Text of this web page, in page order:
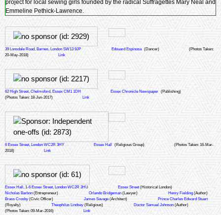
project for local sewing girls founded by the radical Suffragettes Mary Neal and
Emmeline Pethick-Lawrence.
39 Lonsdale Road, Barnes, London SW13 9JP Edouard Espinosa (Dancer)
(Photos Taken:
20-May-2018)
Link
62 High Street, Chelmsford, Essex CM1 1DH Essex Chronicle Newspaper (Publishing)
(Photos Taken: 18-Jun-2017)
Link
6 Essex Street, London WC2R 3HY Essex Hall (Religious Group)
(Photos Taken: 16-Mar-
2018)
Link
Essex Hall, 1-6 Essex Street, London WC2R 3HU Essex Street(Historical London)
Nicholas Barbon (Entrepreneur) Orlando Bridgeman (Lawyer) Henry Fielding (Author)
Brass Crosby (Civic Officer) James Savage (Architect)
Prince Charles Edward Stuart
(Royalty)
Theophilus Lindsey (Religious) Doctor Samuel Johnson (Author)
(Photos Taken: 09-Mar-2016)
Link